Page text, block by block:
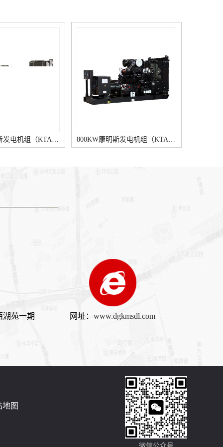
800KW康明斯发电机组（KTA38-G2A柴油机） 140KW康明斯发电机组（6BTAA5.9-G12柴油机）
1200KW康明斯发电机组（KTA50-G8柴油机）
湖苑一期
网址： www.dgkmsdl.com
地图